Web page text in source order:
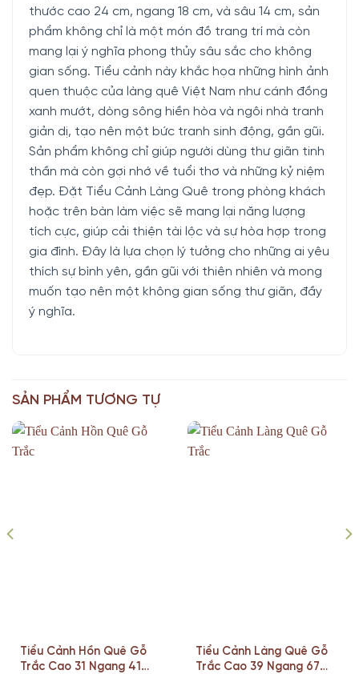
thước cao 24 cm, ngang 18 cm, và sâu 14 cm, sản
phẩm không chỉ là một món đồ trang trí mà còn
mang lại ý nghĩa phong thủy sâu sắc cho không
gian sống. Tiểu cảnh này khắc họa những hình ảnh
quen thuộc của làng quê Việt Nam như cánh đồng
xanh mướt, dòng sông hiền hòa và ngôi nhà tranh
giản dị, tạo nên một bức tranh sinh động, gần gũi.
Sản phẩm không chỉ giúp người dùng thư giãn tinh
thần mà còn gợi nhớ về tuổi thơ và những kỷ niệm
đẹp. Đặt Tiểu Cảnh Làng Quê trong phòng khách
hoặc trên bàn làm việc sẽ mang lại năng lượng
tích cực, giúp cải thiện tài lộc và sự hòa hợp trong
gia đình. Đây là lựa chọn lý tưởng cho những ai yêu
thích sự bình yên, gần gũi với thiên nhiên và mong
muốn tạo nên một không gian sống thư giãn, đầy
ý nghĩa.
SẢN PHẨM TƯƠNG TỰ
Tiểu Cảnh Hồn Quê Gỗ
Trắc Cao 31 Ngang 41
Tiểu Cảnh Làng Quê Gỗ
Trắc Cao 39 Ngang 67